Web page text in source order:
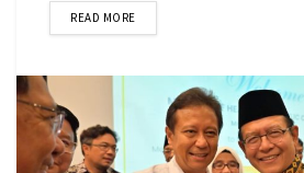
READ MORE